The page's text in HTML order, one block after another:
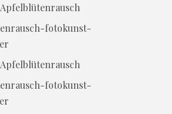
Apfelblütenrausch
Apfelblütenrausch